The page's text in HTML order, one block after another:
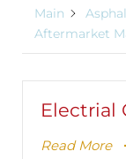
Main
Aftermarket
Electrial
Read More